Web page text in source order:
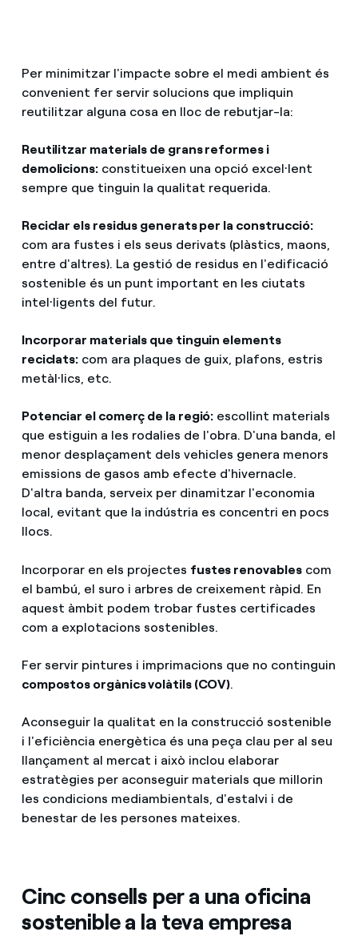
Per minimitzar l'impacte sobre el medi ambient és
convenient fer servir solucions que impliquin
reutilitzar alguna cosa en lloc de rebutjar-la:
Reutilitzar materials de grans reformes i
demolicions:constitueixen una opció excel·lent
sempre que tinguin la qualitat requerida.
Reciclar els residus generats per la construcció:
com ara fustes i els seus derivats (plàstics, maons,
entre d'altres). La gestió de residus en l'edificació
sostenible és un punt important en les ciutats
intel·ligents del futur.
Incorporar materials que tinguin elements
reciclats: com ara plaques de guix, plafons, estris
metàl·lics, etc.
Potenciar el comerç de la regió: escollint materials
que estiguin a les rodalies de l'obra. D'una banda, el
menor desplaçament dels vehicles genera menors
emissions de gasos amb efecte d'hivernacle.
D'altra banda, serveix per dinamitzar l'economia
local, evitant que la indústria es concentri en pocs
llocs.
Incorporar en els projectes fustes renovablescom
el bambú, el suro i arbres de creixement ràpid. En
aquest àmbit podem trobar fustes certificades
com a explotacions sostenibles.
Fer servir pintures i imprimacions que no continguin
compostos orgànics volàtils (COV).
Aconseguir la qualitat en la construcció sostenible
i l'eficiència energètica és una peça clau per al seu
llançament al mercat i això inclou elaborar
estratègies per aconseguir materials que millorin
les condicions mediambientals, d'estalvi i de
benestar de les persones mateixes.
Cinc consells per a una oficina
sostenible a la teva empresa